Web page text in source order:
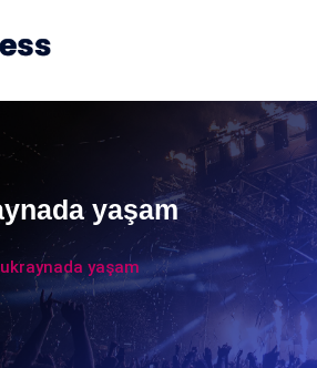
yaşam
ukraynada yaşam